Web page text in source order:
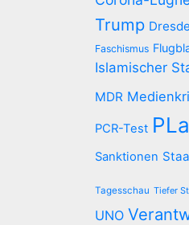
Trump
Faschismus
Islamischer
MDR
PCR-Test
Sanktionen
Tagesschau Tiefer
UNO